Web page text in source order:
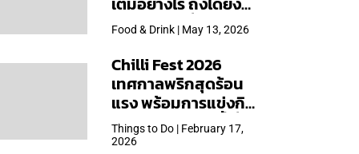
ใหญ่สุดเท่าที่เคยจัดมา
Food & Drink | May 13, 2026
Chilli Fest 2026
เทศกาลพริกสุดร้อน
แรง พร้อมการแข่งกิน
พริก จัด 28 มี.ค.นี้ ที่โรง
แรมคิมป์ตัน มาลัยฯ
Things to Do | February 17,
2026